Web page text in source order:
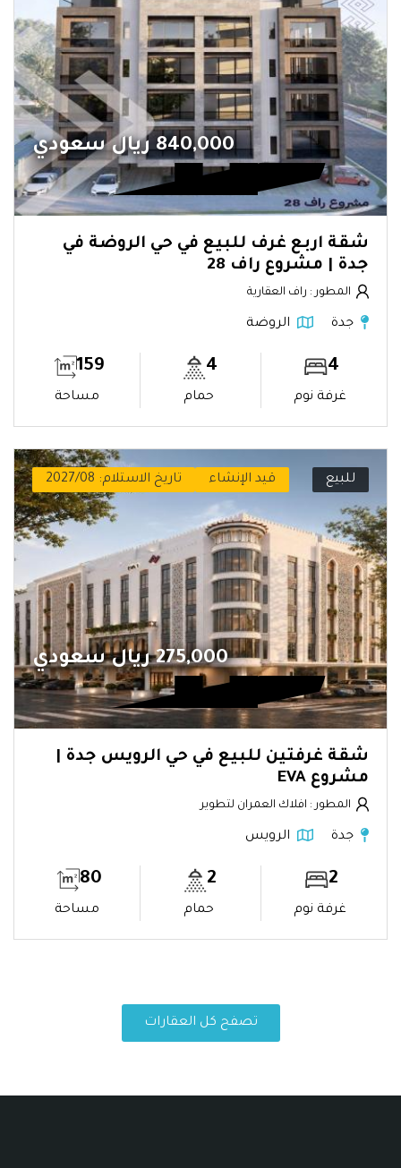
840,000 ريال سعودي
شقة اربع غرف للبيع في حي الروضة في
جدة | مشروع راف 28
المطور : راف العقارية
جدة الروضة
4
غرفة نوم
4
حمام
159
مساحة
للبيع قيد الإنشاء تاريخ الاستلام: 2027/08
275,000 ريال سعودي
شقة غرفتين للبيع في حي الرويس جدة |
مشروع EVA
المطور : افلاك العمران لتطوير
جدة الرويس
2
غرفة نوم
2
حمام
80
مساحة
تصفح كل العقارات